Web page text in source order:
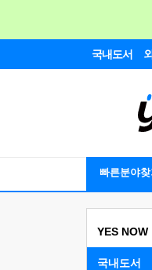
국내도서
빠른분야찾
YES NOW
국내도서